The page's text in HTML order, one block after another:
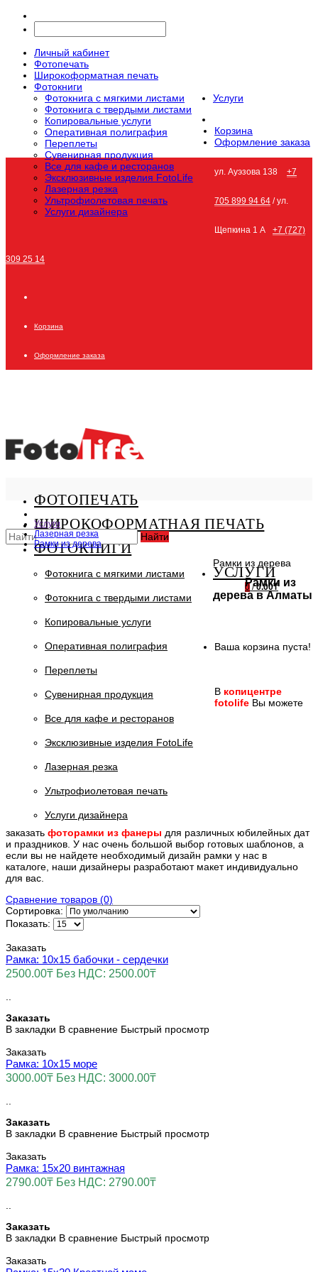
Личный кабинет
Фотопечать
Широкоформатная печать
Фотокниги
Фотокнига с мягкими листами
Фотокнига с твердыми листами
Услуги
Копировальные услуги
Оперативная полиграфия
Переплеты
Сувенирная продукция
Все для кафе и ресторанов
Эксклюзивные изделия FotoLife
Лазерная резка
Ультрофиолетовая печать
Услуги дизайнера
Корзина
Оформление заказа
ул. Ауэзова 138 +7
705 899 94 64 / ул.
Щепкина 1 А +7 (727)
309 25 14
Корзина
Оформление заказа
ФОТОПЕЧАТЬ
ШИРОКОФОРМАТНАЯ ПЕЧАТЬ
ФОТОКНИГИ
Фотокнига с мягкими листами
Фотокнига с твердыми листами
УСЛУГИ
Копировальные услуги
Оперативная полиграфия
Переплеты
Сувенирная продукция
Все для кафе и ресторанов
Эксклюзивные изделия FotoLife
Лазерная резка
Ультрофиолетовая печать
Услуги дизайнера
Найти
0 / 0.00₸
Ваша корзина пуста!
Услуги
Лазерная резка
Рамки из дерева
Рамки из дерева
Рамки из
дерева в Алматы
В копицентре
fotolife Вы можете
заказать фоторамки из фанеры для различных юбилейных дат
и праздников. У нас очень большой выбор готовых шаблонов, а
если вы не найдете необходимый дизайн рамки у нас в
каталоге, наши дизайнеры разработают макет индивидуально
для вас.
Сравнение товаров (0)
Сортировка:
Показать:
Заказать
Рамка: 10х15 бабочки - сердечки
2500.00₸ Без НДС: 2500.00₸
Заказать
В закладки В сравнение Быстрый просмотр
Заказать
Рамка: 10х15 море
3000.00₸ Без НДС: 3000.00₸
Заказать
В закладки В сравнение Быстрый просмотр
Заказать
Рамка: 15х20 винтажная
2790.00₸ Без НДС: 2790.00₸
Заказать
В закладки В сравнение Быстрый просмотр
Заказать